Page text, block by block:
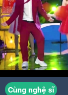
Cùng nghệ sĩ